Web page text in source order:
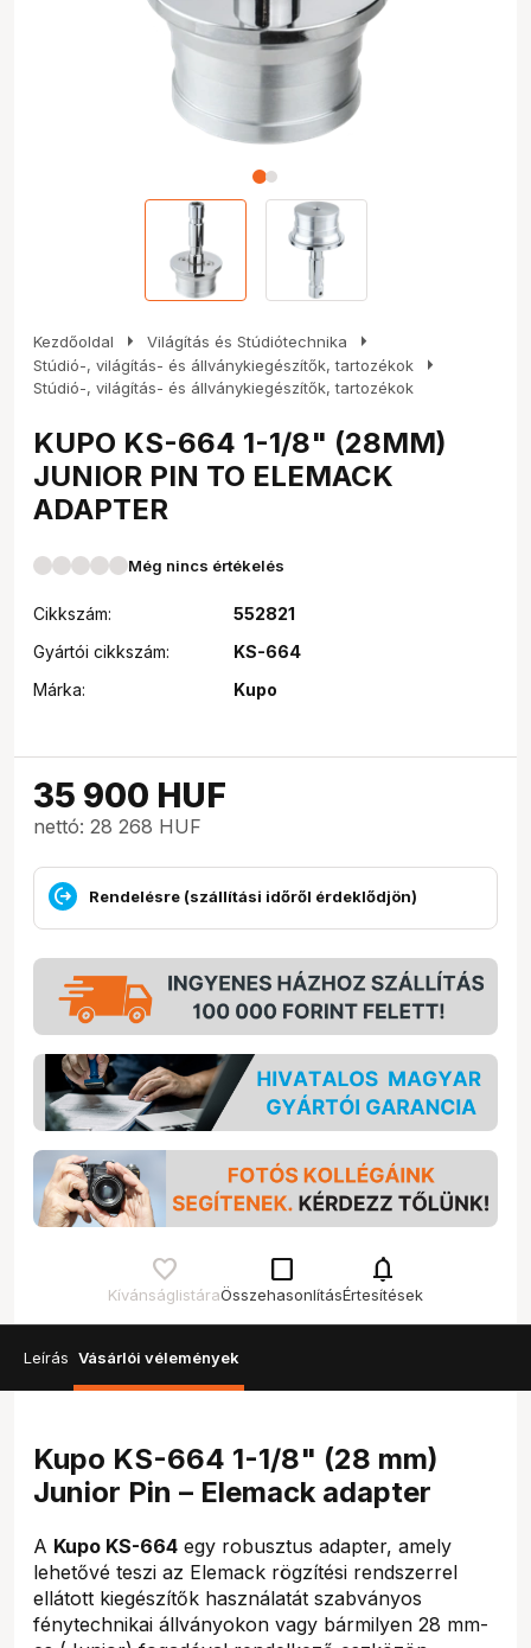
Kezdőoldal arrow_right Világítás és Stúdiótechnika arrow_right
Stúdió-, világítás- és állványkiegészítők, tartozékok arrow_right
Stúdió-, világítás- és állványkiegészítők, tartozékok
KUPO KS-664 1-1/8" (28MM)
JUNIOR PIN TO ELEMACK
ADAPTER
Még nincs értékelés
Cikkszám:
552821
Gyártói cikkszám:
KS-664
Márka:
Kupo
35 900 HUF
nettó: 28 268 HUF
Rendelésre (szállítási időről érdeklődjön)
Kívánságlistára
check_box_outline_blank
Összehasonlítás
notifications
Értesítések
Leírás Vásárlói vélemények
Kupo KS-664 1-1/8" (28 mm)
Junior Pin – Elemack adapter
A Kupo KS-664 egy robusztus adapter, amely
lehetővé teszi az Elemack rögzítési rendszerrel
ellátott kiegészítők használatát szabványos
fénytechnikai állványokon vagy bármilyen 28 mm-